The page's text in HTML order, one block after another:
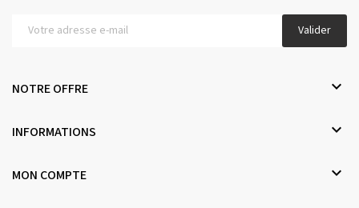
Valider
NOTRE OFFRE 
INFORMATIONS 
MON COMPTE 